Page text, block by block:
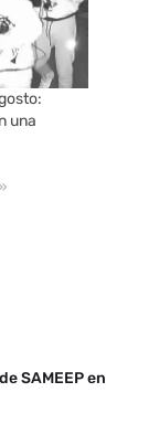
una
SAMEEP en